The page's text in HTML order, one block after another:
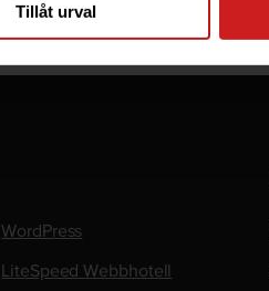
Tillåt urval
WordPress
LiteSpeed Webbhotell